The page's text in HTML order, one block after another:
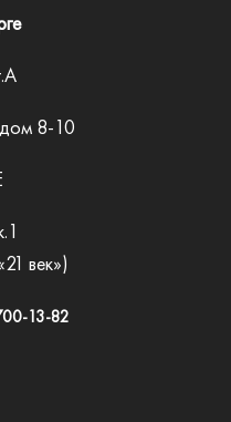
8-10
век»)
13-82